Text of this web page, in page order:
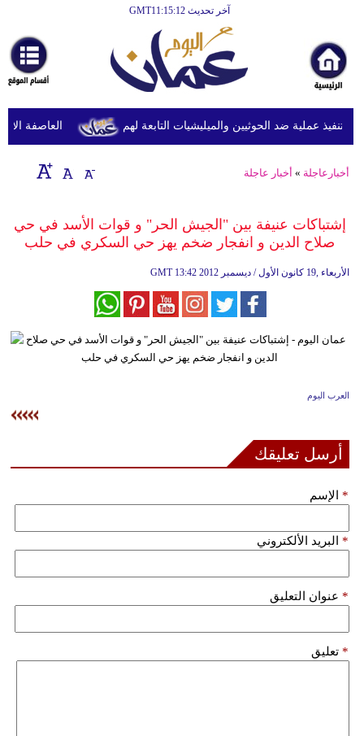
آخر تحديث GMT11:15:12
أخبارعاجلة
رياضة
ثقافة
إقتصاد
وموسيقى
سياحة
ديكور
مرأة
وتكنولوجيا
العاصفة عملية ضد الحوثيين والميليشيات التابعة لهم
أخبارعاجلة » أخبار عاجلة
إشتباكات عنيفة بين "الجيش الحر" و قوات الأسد في حي
صلاح الدين و انفجار ضخم يهز حي السكري في حلب
GMT 13:42 2012 الأربعاء ,19 كانون الأول / ديسمبر
العرب اليوم
أرسل تعليقك
الإسم *
البريد الألكتروني *
عنوان التعليق *
تعليق *